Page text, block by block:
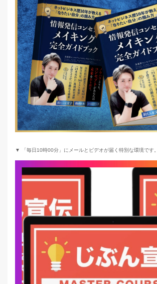
▼ 「毎日10時00分」にメールとビデオが届く特別な環境です。